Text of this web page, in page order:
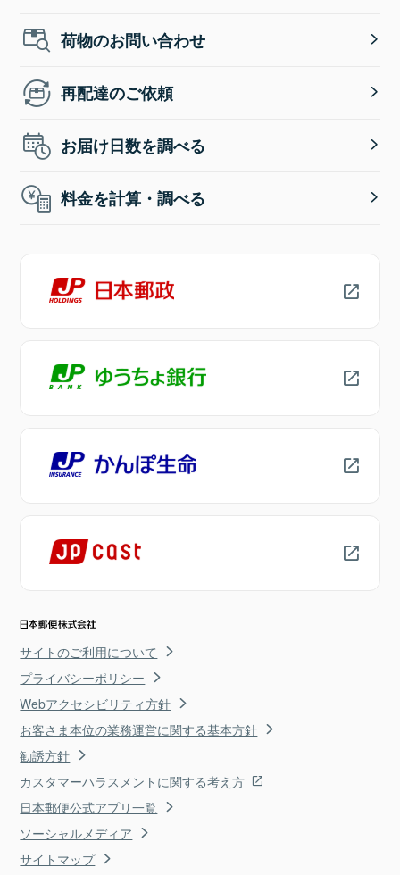
荷物のお問い合わせ
再配達のご依頼
お届け日数を調べる
料金を計算・調べる
サイトのご利用について
プライバシーポリシー
Webアクセシビリティ方針
お客さま本位の業務運営に関する基本方針
勧誘方針
カスタマーハラスメントに関する考え方
日本郵便公式アプリ一覧
ソーシャルメディア
サイトマップ